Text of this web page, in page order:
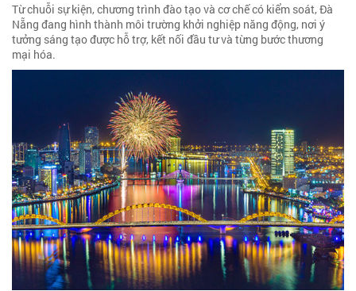
Từ chuỗi sự kiện, chương trình đào tạo và cơ chế có kiểm soát, Đà
Nẵng đang hình thành môi trường khởi nghiệp năng động, nơi ý
tưởng sáng tạo được hỗ trợ, kết nối đầu tư và từng bước thương
mại hóa.